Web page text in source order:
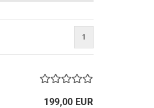
1
199,00 EUR